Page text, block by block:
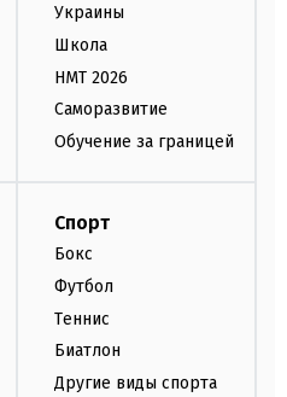
Украины
Школа
НМТ 2026
Саморазвитие
Обучение за границей
Спорт
Бокс
Футбол
Теннис
Биатлон
Другие виды спорта